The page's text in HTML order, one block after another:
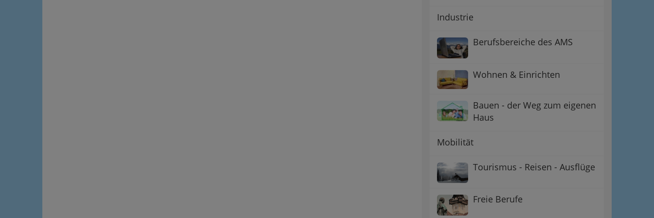
Industrie
Berufsbereiche des AMS
Wohnen & Einrichten
Bauen - der Weg zum eigenen
Haus
Mobilität
Tourismus - Reisen - Ausflüge
Freie Berufe